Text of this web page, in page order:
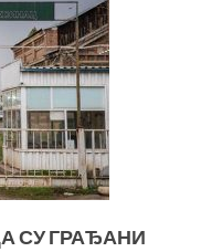
СУ ГРАЂАНИ